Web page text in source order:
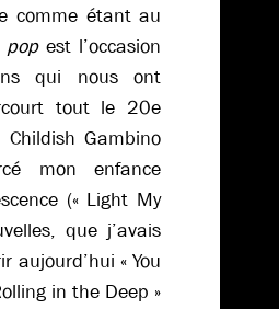
comme étant au
popest l’occasion
qui nous ont
tout le 20e
Gambino
mon enfance
(« Light My
que j’avais
aujourd’hui « You
in the Deep »